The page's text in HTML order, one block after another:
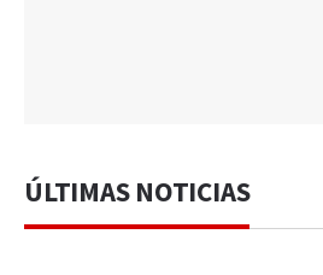
ÚLTIMAS NOTICIAS